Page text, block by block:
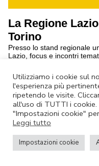
Utilizziamo i cookie sul
l'esperienza più
ripetendo le visite.
all'uso di TUTTI i
"Impostazioni cookie"
Leggi tutto
Impostazioni cookie
La Regione
Torino
Presso lo stand regionale
Lazio, focus e incontri
Annulla
Non rispondere a
© Lazio Innova SpA – Via